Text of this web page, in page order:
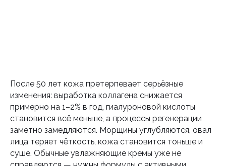
После 50 лет кожа претерпевает серьёзные
изменения: выработка коллагена снижается
примерно на 1–2% в год, гиалуроновой кислоты
становится всё меньше, а процессы регенерации
заметно замедляются. Морщины углубляются, овал
лица теряет чёткость, кожа становится тоньше и
суше. Обычные увлажняющие кремы уже не